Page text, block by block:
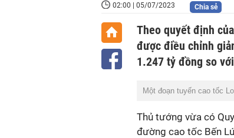
02:00 | 05/07/2023 Chia sẻ
Theo quyết định
được điều chỉnh
1.247 tỷ đồng so
Một đoạn tuyến cao tốc
Thủ tướng vừa có
đường cao tốc Bến